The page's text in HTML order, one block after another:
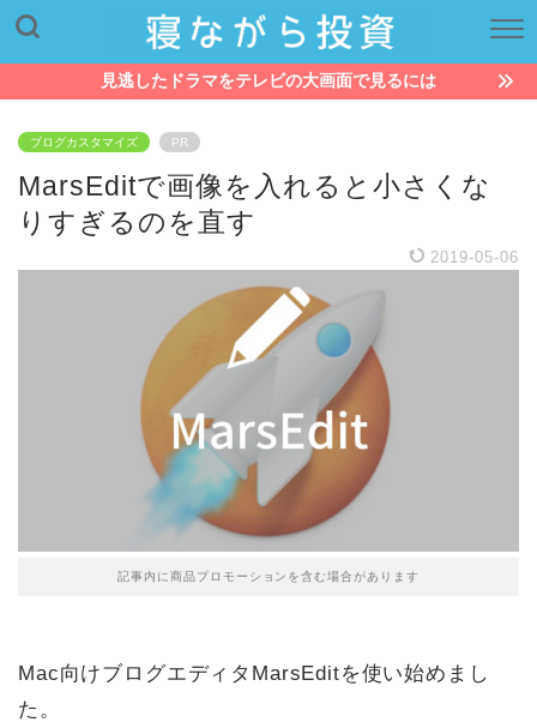
見逃したドラマをテレビの大画面で見るには
ブログカスタマイズ PR
MarsEditで画像を入れると小さくな
りすぎるのを直す
2019-05-06
記事内に商品プロモーションを含む場合があります
Mac向けブログエディタMarsEditを使い始めまし
た。